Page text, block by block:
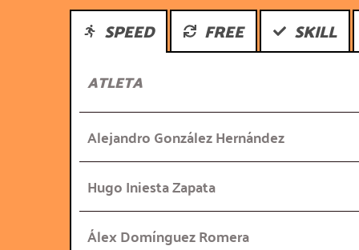
SPEED FREE SKILL
ATLETA
Alejandro González Hernández
Hugo Iniesta Zapata
Álex Domínguez Romera